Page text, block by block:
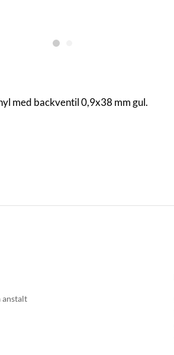
med backventil 0,9x38 mm gul.
anstalt